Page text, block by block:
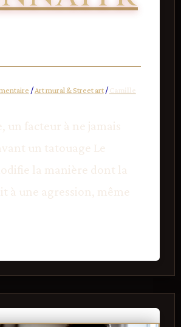
/Art mural & Street art/ Camille
un facteur à ne jamais
un tatouage Le
la manière dont la
à une agression, même